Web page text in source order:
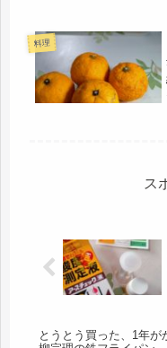
料理
ス
とうとう買った、1年が